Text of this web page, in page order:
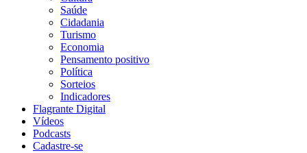
Saúde
Cidadania
Turismo
Economia
Pensamento positivo
Política
Sorteios
Indicadores
Flagrante Digital
Vídeos
Podcasts
Cadastre-se